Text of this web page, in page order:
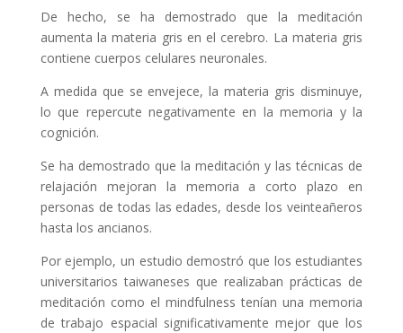
De hecho, se ha demostrado que la meditación
aumenta la materia gris en el cerebro. La materia gris
contiene cuerpos celulares neuronales.
A medida que se envejece, la materia gris disminuye,
lo que repercute negativamente en la memoria y la
cognición.
Se ha demostrado que la meditación y las técnicas de
relajación mejoran la memoria a corto plazo en
personas de todas las edades, desde los veinteañeros
hasta los ancianos.
Por ejemplo, un estudio demostró que los estudiantes
universitarios taiwaneses que realizaban prácticas de
meditación como el mindfulness tenían una memoria
de trabajo espacial significativamente mejor que los